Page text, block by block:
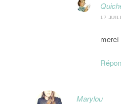
17
merci
Marylou